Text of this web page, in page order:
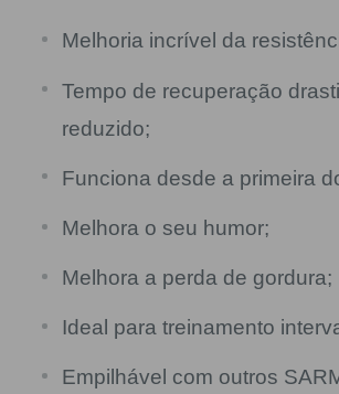
Melhoria incrível da
Tempo de recuperação
reduzido;
Funciona desde a primeira
Melhora o seu humor;
Melhora a perda de gordura;
Ideal para treinamento
Empilhável com outros